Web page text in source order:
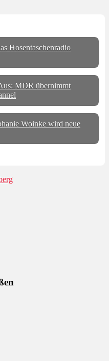
Hosentaschenradio
MDR übernimmt
Woinke wird neue